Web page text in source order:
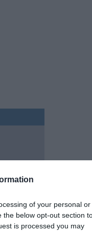
of your personal or
the below opt-out section
is processed you may